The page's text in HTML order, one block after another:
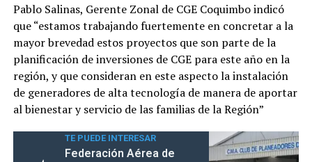
Pablo Salinas, Gerente Zonal de CGE Coquimbo indicó
que “estamos trabajando fuertemente en concretar a la
mayor brevedad estos proyectos que son parte de la
planificación de inversiones de CGE para este año en la
región, y que consideran en este aspecto la instalación
de generadores de alta tecnología de manera de aportar
al bienestar y servicio de las familias de la Región”
TE PUEDE INTERESAR
Federación Aérea de